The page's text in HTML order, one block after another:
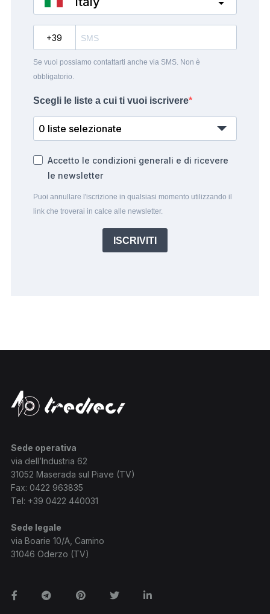
Se vuoi possiamo contattarti anche via SMS. Non è
obbligatorio.
Scegli le liste a cui ti vuoi iscrivere
0 liste selezionate
Accetto le condizioni generali e di ricevere
le newsletter
Puoi annullare l'iscrizione in qualsiasi momento utilizzando il
link che troverai in calce alle newsletter.
ISCRIVITI
Sede operativa
via dell’Industria 62
31052 Maserada sul Piave (TV)
Fax: 0422 963835
Tel: +39 0422 440031
Sede legale
via Boarie 10/A, Camino
31046 Oderzo (TV)
FacebookTelegramPinterestTwitterLinkedin